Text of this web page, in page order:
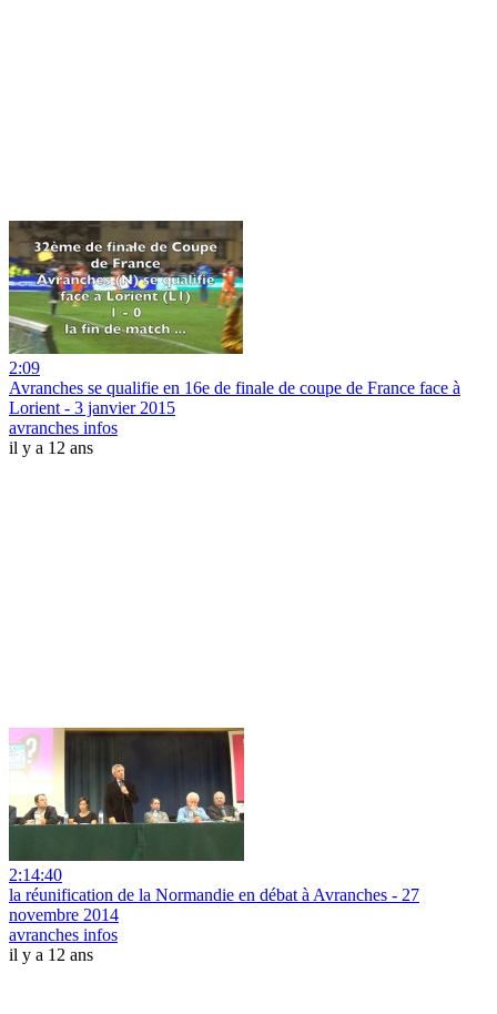
2:09
Avranches se qualifie en 16e de finale de coupe de France face à
Lorient - 3 janvier 2015
avranches infos
il y a 12 ans
2:14:40
la réunification de la Normandie en débat à Avranches - 27
novembre 2014
avranches infos
il y a 12 ans